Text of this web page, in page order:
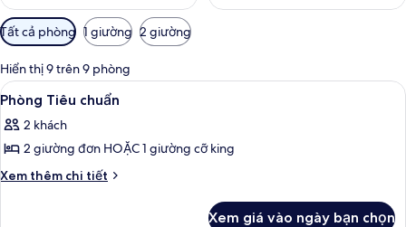
Bộ
lọc
có
thể
dùng
để
lọc
tìm
phòng
Tất cả phòng 1 giường 2 giường
Hiển thị 9 trên 9 phòng
Xem
tất
cả
ảnh
Phòng
Phòng Tiêu chuẩn | Bộ đồ giường
4
Phòng Tiêu chuẩn
2 khách
2 giường đơn HOẶC 1 giường cỡ king
Xem thêm chi tiết
Chi
Xem giá vào ngày bạn chọn